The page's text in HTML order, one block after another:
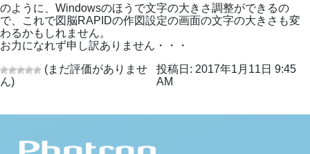
のように、Windowsのほうで文字の大きさ調整ができるの
で、これで図脳RAPIDの作図設定の画面の文字の大きさも変
わるかもしれません。
お力になれず申し訳ありません・・・
(まだ評価がありませ
ん)
投稿日: 2017年1月11日 9:45
AM